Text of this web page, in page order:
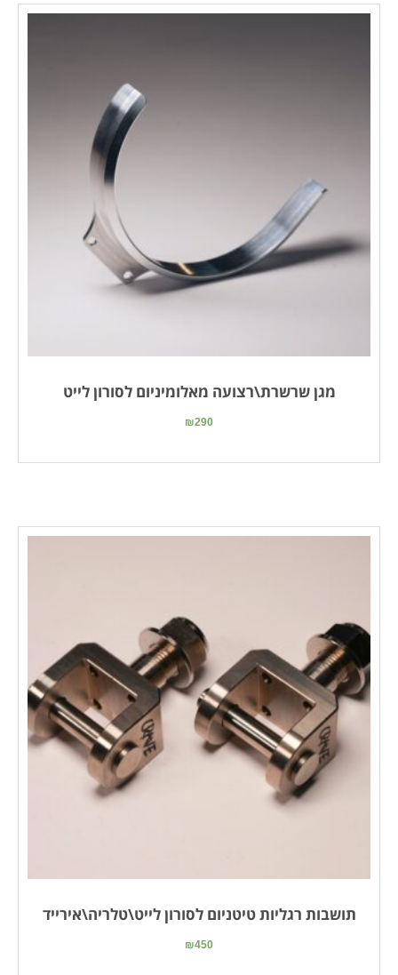
מגן שרשרת\רצועה מאלומיניום לסורון לייט
₪290
תושבות רגליות טיטניום לסורון לייט\טלריה\אירייד
₪450